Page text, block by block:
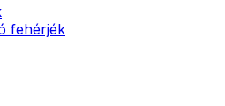
fehérjék